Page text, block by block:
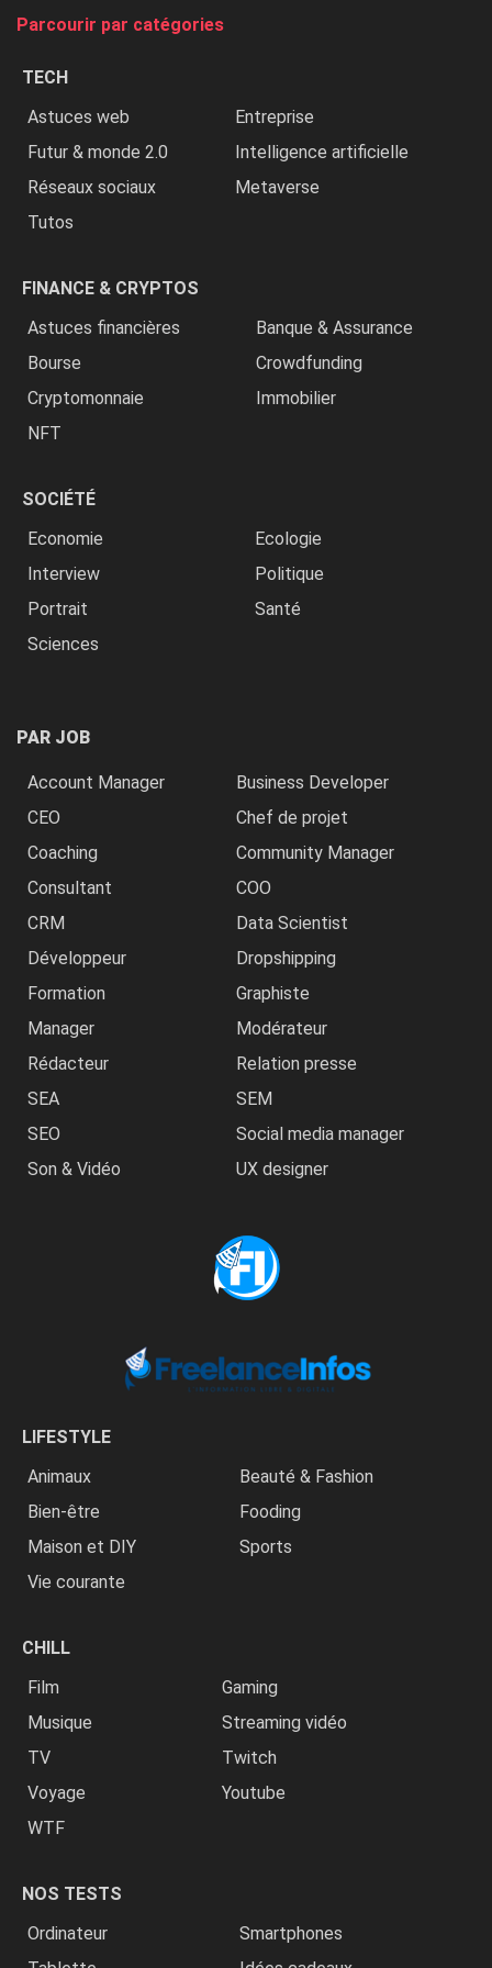
Parcourir par catégories
TECH
Astuces web
Entreprise
Futur & monde 2.0
Intelligence artificielle
Réseaux sociaux
Metaverse
Tutos
FINANCE & CRYPTOS
Astuces financières
Banque & Assurance
Bourse
Crowdfunding
Cryptomonnaie
Immobilier
NFT
SOCIÉTÉ
Economie
Ecologie
Interview
Politique
Portrait
Santé
Sciences
PAR JOB
Account Manager
Business Developer
CEO
Chef de projet
Coaching
Community Manager
Consultant
COO
CRM
Data Scientist
Développeur
Dropshipping
Formation
Graphiste
Manager
Modérateur
Rédacteur
Relation presse
SEA
SEM
SEO
Social media manager
Son & Vidéo
UX designer
LIFESTYLE
Animaux
Beauté & Fashion
Bien-être
Fooding
Maison et DIY
Sports
Vie courante
CHILL
Film
Gaming
Musique
Streaming vidéo
TV
Twitch
Voyage
Youtube
WTF
NOS TESTS
Ordinateur
Smartphones